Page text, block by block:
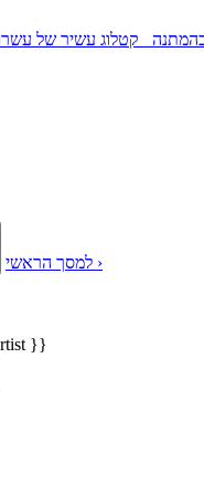
למסך הראשי ›